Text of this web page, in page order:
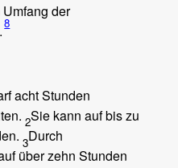
der
8
acht Stunden
2Sie kann auf bis zu
3Durch
über zehn Stunden